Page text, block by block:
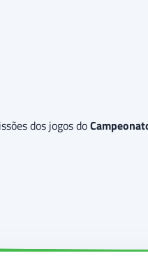
dos jogos do